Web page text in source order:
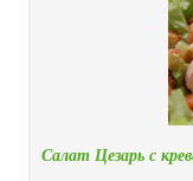
Салат Цезарь с